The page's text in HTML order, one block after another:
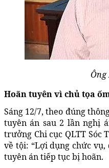
Ông
Hoãn tuyên vì chủ tọa
Sáng 12/7, theo đúng
tuyên án sau 2 lần nghị
trưởng Chi cục QLTT Sóc
về tội: “Lợi dụng chức
tuyên án tiếp tục bị hoãn.